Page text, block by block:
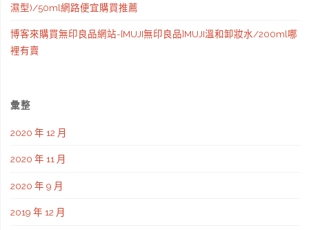
濕型)/50ml網路便宜購買推薦
博客來購買無印良品網站-[MUJI無印良品]MUJI溫和卸妝水/200ml哪
裡有賣
彙整
2020 年 12 月
2020 年 11 月
2020 年 9 月
2019 年 12 月